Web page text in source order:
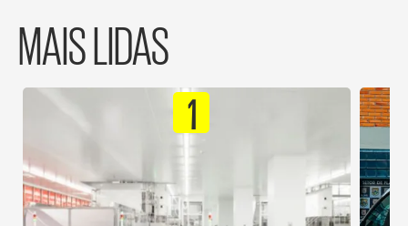
MAIS LIDAS
1